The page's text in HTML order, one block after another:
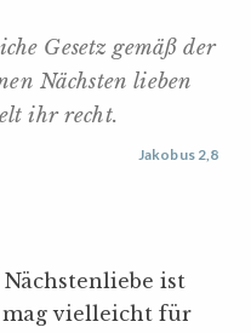
Gesetz gemäß der
Nächsten lieben
ihr recht.
Jakobus 2,8
ist
mag vielleicht für